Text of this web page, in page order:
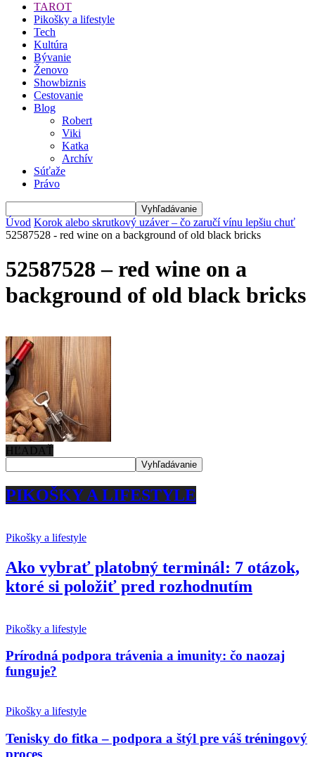
TAROT
Pikošky a lifestyle
Tech
Kultúra
Bývanie
Ženovo
Showbiznis
Cestovanie
Blog
Robert
Viki
Katka
Archív
Súťaže
Právo
Úvod Korok alebo skrutkový uzáver – čo zaručí vínu lepšiu chuť
52587528 - red wine on a background of old black bricks
52587528 – red wine on a
background of old black bricks
HĽADAŤ
PIKOŠKY A LIFESTYLE
Pikošky a lifestyle
Ako vybrať platobný terminál: 7 otázok,
ktoré si položiť pred rozhodnutím
Pikošky a lifestyle
Prírodná podpora trávenia a imunity: čo naozaj
funguje?
Pikošky a lifestyle
Tenisky do fitka – podpora a štýl pre váš tréningový
proces